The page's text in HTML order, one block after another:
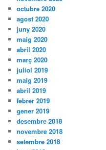
octubre 2020
agost 2020
juny 2020
maig 2020
abril 2020
març 2020
juliol 2019
maig 2019
abril 2019
febrer 2019
gener 2019
desembre 2018
novembre 2018
setembre 2018